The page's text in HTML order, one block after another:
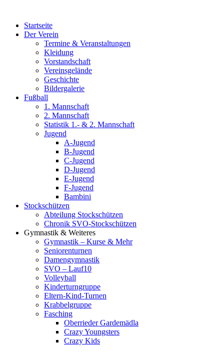
wechselnStartseite
Der Verein
Termine & Veranstaltungen
Kleidung
Vorstandschaft
Vereinsgelände
Geschichte
Bildergalerie
Fußball
1. Mannschaft
2. Mannschaft
Statistik 1.- & 2. Mannschaft
Jugend
A-Jugend
B-Jugend
C-Jugend
D-Jugend
E-Jugend
F-Jugend
Bambini
Stockschützen
Abteilung Stockschützen
Chronik SVO-Stockschützen
Gymnastik & Weiteres
Gymnastik – Kurse & Mehr
Seniorenturnen
Damengymnastik
SVO – Lauf10
Volleyball
Kinderturngruppe
Eltern-Kind-Turnen
Krabbelgruppe
Fasching
Oberrieder Gardemädla
Crazy Youngsters
Crazy Kids